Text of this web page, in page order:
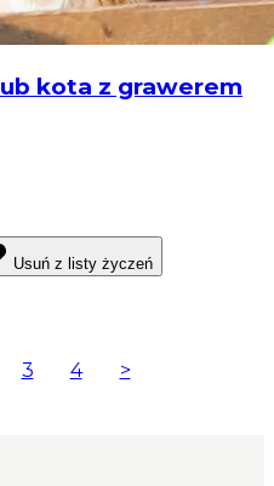
kota z grawerem
Usuń z listy życzeń
3 4 >